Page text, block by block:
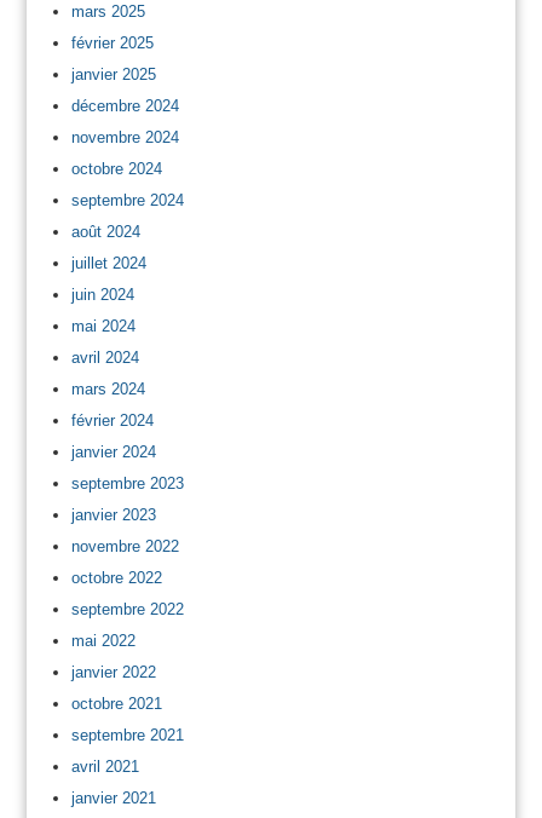
mars 2025
février 2025
janvier 2025
décembre 2024
novembre 2024
octobre 2024
septembre 2024
août 2024
juillet 2024
juin 2024
mai 2024
avril 2024
mars 2024
février 2024
janvier 2024
septembre 2023
janvier 2023
novembre 2022
octobre 2022
septembre 2022
mai 2022
janvier 2022
octobre 2021
septembre 2021
avril 2021
janvier 2021